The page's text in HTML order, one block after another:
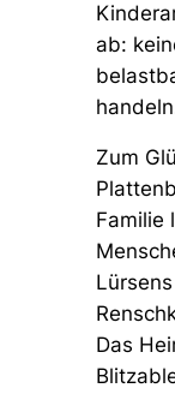
ab:
Zum
Familie
Das